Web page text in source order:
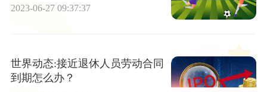
2023-06-27 09:37:37
世界动态:接近退休人员劳动合同
到期怎么办？